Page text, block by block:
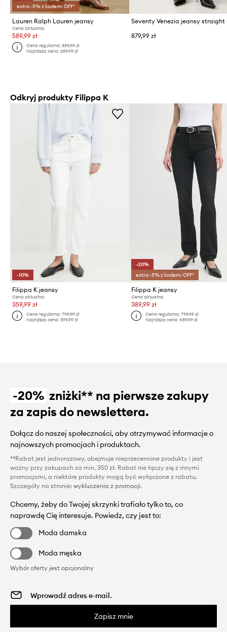
extra -5% z kodem: OFF*
Lauren Ralph Lauren jeansy
Cena aktualna:
589,99 zł
Cena regularna:859,99 zł
Najniższa cena:659,99 zł
879,99 zł
Odkryj produkty Filippa K
-10%
Filippa K jeansy
Cena aktualna:
359,99 zł
Cena regularna:799,99 zł
Najniższa cena:399,99 zł
-20%
extra -5% z kodem: OFF*
Filippa K jeansy
Cena aktualna:
389,99 zł
Cena regularna: 799,99 zł
Najniższa cena: 489,99 zł
-20% zniżki** na pierwsze zakupy
za zapis do newslettera.
Dołącz do naszej społeczności, aby otrzymywać informacje o
najnowszych promocjach i produktach.
**Rabat jest jednorazowy, obejmuje nieprzecenione produkty i jest
ważny przy zakupach za min. 350 zł. Rabat nie łączy się z innymi
promocjami, a niektóre produkty mogą być wyłączone z rabatu.
Szczegóły na stronie: wykluczenia z promocji.
Chcemy, żeby do Twojej skrzynki trafiało tylko to, co
naprawdę Cię interesuje. Powiedz, czy jest to:
Moda damska
Moda męska
Wybór oferty jest opcjonalny
Zapisz mnie